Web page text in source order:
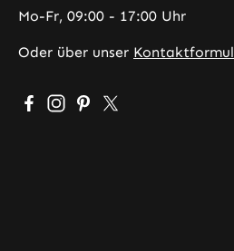
Mo-Fr, 09:00 - 17:00 Uhr
Oder über unser
Besuche uns auf Facebook –
Schau auf Instagram
Lass dich auf
Folge uns auf X –